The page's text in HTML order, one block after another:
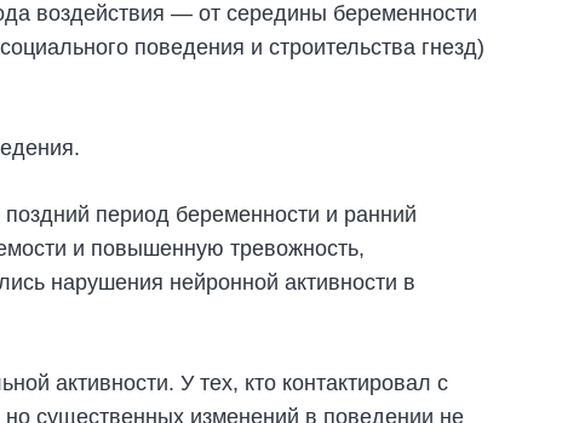
воздействия — от середины беременности
поведения и строительства гнезд)
период беременности и ранний
и повышенную тревожность,
нарушения нейронной активности в
активности. У тех, кто контактировал с
существенных изменений в поведении не